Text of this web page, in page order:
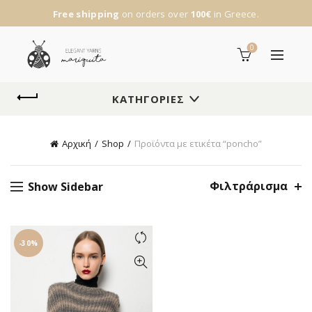
Free shipping on orders over 100€ in Greece.
0
ΚΑΤΗΓΟΡΊΕΣ
Αρχική Shop Προϊόντα με ετικέτα “poncho”
Show Sidebar Φιλτράρισμα
-30%